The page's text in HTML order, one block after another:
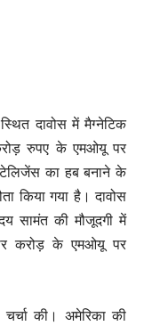
दावोस में मैग्नेटिक
रुपए के एमओयू पर
का हब बनाने के
किया गया है। दावोस
सामंत की मौजूदगी में
करोड़ के एमओयू पर
की। अमेरिका की